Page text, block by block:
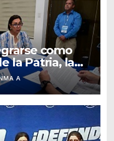
como
la Patria, la
A